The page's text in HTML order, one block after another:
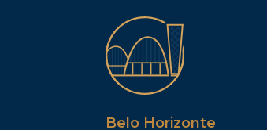
Belo Horizonte